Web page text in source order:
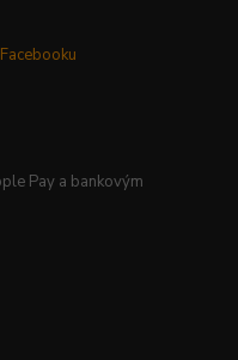
Pay a bankovým